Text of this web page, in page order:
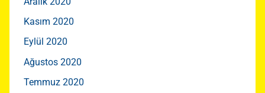
Kasım 2020
Eylül 2020
Ağustos 2020
Temmuz 2020